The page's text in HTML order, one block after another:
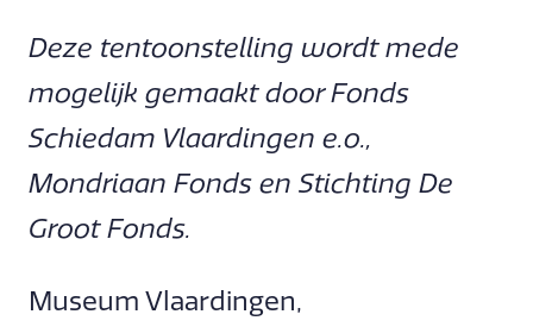
Deze tentoonstelling wordt mede
mogelijk gemaakt door Fonds
Schiedam Vlaardingen e.o.,
Mondriaan Fonds en Stichting De
Groot Fonds.
Museum Vlaardingen,